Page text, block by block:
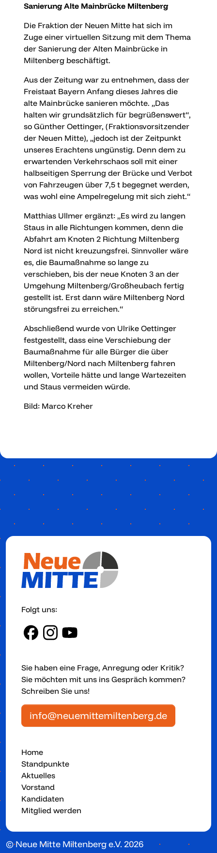
Sanierung Alte Mainbrücke Miltenberg
Die Fraktion der Neuen Mitte hat sich im
Zuge einer virtuellen Sitzung mit dem Thema
der Sanierung der Alten Mainbrücke in
Miltenberg beschäftigt.
Aus der Zeitung war zu entnehmen, dass der
Freistaat Bayern Anfang dieses Jahres die
alte Mainbrücke sanieren möchte. „Das
halten wir grundsätzlich für begrüßenswert“,
so Günther Oettinger, (Fraktionsvorsitzender
der Neuen Mitte), „jedoch ist der Zeitpunkt
unseres Erachtens ungünstig. Denn dem zu
erwartenden Verkehrschaos soll mit einer
halbseitigen Sperrung der Brücke und Verbot
von Fahrzeugen über 7,5 t begegnet werden,
was wohl eine Ampelregelung mit sich zieht.“
Matthias Ullmer ergänzt: „Es wird zu langen
Staus in alle Richtungen kommen, denn die
Abfahrt am Knoten 2 Richtung Miltenberg
Nord ist nicht kreuzungsfrei. Sinnvoller wäre
es, die Baumaßnahme so lange zu
verschieben, bis der neue Knoten 3 an der
Umgehung Miltenberg/Großheubach fertig
gestellt ist. Erst dann wäre Miltenberg Nord
störungsfrei zu erreichen.“
Abschließend wurde von Ulrike Oettinger
festgestellt, dass eine Verschiebung der
Baumaßnahme für alle Bürger die über
Miltenberg/Nord nach Miltenberg fahren
wollen, Vorteile hätte und lange Wartezeiten
und Staus vermeiden würde.
Bild: Marco Kreher
Folgt uns:
Sie haben eine Frage, Anregung oder Kritik?
Sie möchten mit uns ins Gespräch kommen?
Schreiben Sie uns!
info@neuemittemiltenberg.de
Home
Standpunkte
Aktuelles
Vorstand
Kandidaten
Mitglied werden
© Neue Mitte Miltenberg e.V. 2026